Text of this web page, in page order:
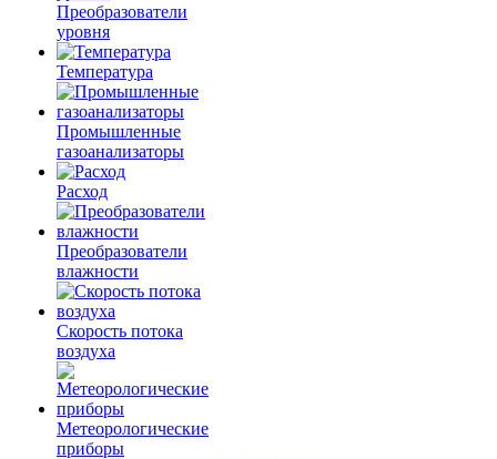
Преобразователи
уровня
Температура
Промышленные
газоанализаторы
Расход
Преобразователи
влажности
Скорость потока
воздуха
Метеорологические
приборы